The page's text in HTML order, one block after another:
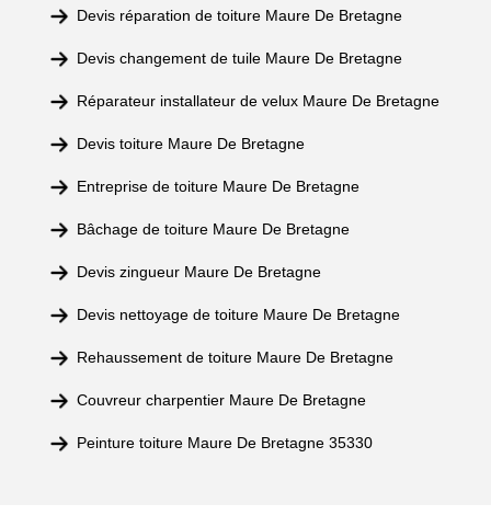
Devis réparation de toiture Maure De Bretagne
Devis changement de tuile Maure De Bretagne
Réparateur installateur de velux Maure De Bretagne
Devis toiture Maure De Bretagne
Entreprise de toiture Maure De Bretagne
Bâchage de toiture Maure De Bretagne
Devis zingueur Maure De Bretagne
Devis nettoyage de toiture Maure De Bretagne
Rehaussement de toiture Maure De Bretagne
Couvreur charpentier Maure De Bretagne
Peinture toiture Maure De Bretagne 35330